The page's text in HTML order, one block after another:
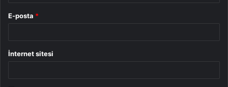
E-posta *
İnternet sitesi